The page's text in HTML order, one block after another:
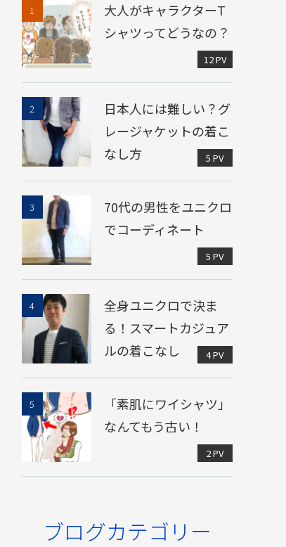
大人がキャラクターT
シャツってどうなの？
12 PV
日本人には難しい？グ
レージャケットの着こ
なし方
5 PV
70代の男性をユニクロ
でコーディネート
5 PV
全身ユニクロで決ま
る！スマートカジュア
ルの着こなし
4 PV
「素肌にワイシャツ」
なんてもう古い！
2 PV
ブログカテゴリー